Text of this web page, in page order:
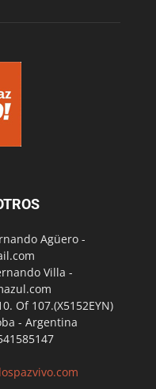
Agüero -
Villa -
Of 107.(X5152EYN)
- Argentina